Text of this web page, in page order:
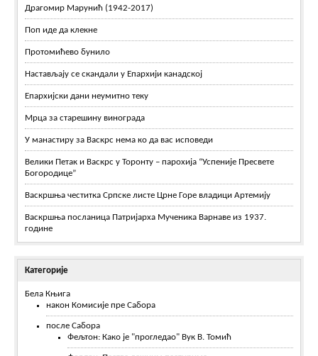
Драгомир Марунић (1942-2017)
Поп иде да клекне
Протомићево бунило
Настављају се скандали у Епархији канадској
Епархијски дани неумитно теку
Мрца за старешину винограда
У манастиру за Васкрс нема ко да вас исповеди
Велики Петак и Васкрс у Торонту – парохија “Успеније Пресвете
Богородице”
Васкршња честитка Српске листе Црне Горе владици Артемију
Васкршња посланица Патријарха Мученика Варнаве из 1937.
године
Категорије
Бела Књига
након Комисије пре Сабора
после Сабора
Фељтон: Како је "прогледао" Вук В. Томић